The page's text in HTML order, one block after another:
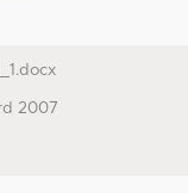
2007